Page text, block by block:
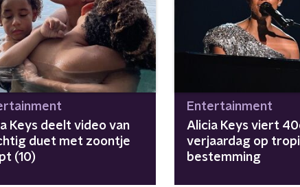
Keys deelt video van
duet met zoontje
(10)
Entertainment
Alicia Keys viert
verjaardag op
bestemming